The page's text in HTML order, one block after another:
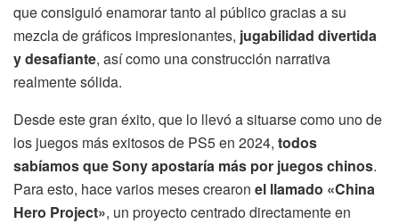
que consiguió enamorar tanto al público gracias a su
mezcla de gráficos impresionantes, jugabilidad divertida
y desafiante, así como una construcción narrativa
realmente sólida.
Desde este gran éxito, que lo llevó a situarse como uno de
los juegos más exitosos de PS5 en 2024, todos
sabíamos que Sony apostaría más por juegos chinos.
Para esto, hace varios meses crearon el llamado «China
Hero Project», un proyecto centrado directamente en